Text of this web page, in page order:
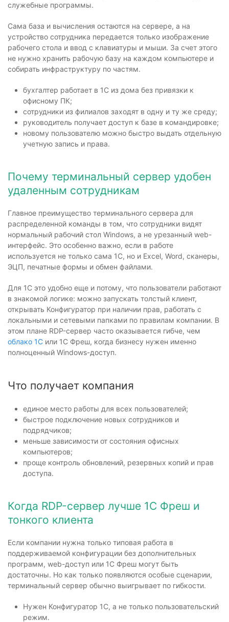
служебные программы.
Сама база и вычисления остаются на сервере, а на
устройство сотрудника передается только изображение
рабочего стола и ввод с клавиатуры и мыши. За счет этого
не нужно хранить рабочую базу на каждом компьютере и
собирать инфраструктуру по частям.
бухгалтер работает в 1С из дома без привязки к
офисному ПК;
сотрудники из филиалов заходят в одну и ту же среду;
руководитель получает доступ к базе в командировке;
новому пользователю можно быстро выдать отдельную
учетную запись и права.
Почему терминальный сервер удобен
удаленным сотрудникам
Главное преимущество терминального сервера для
распределенной команды в том, что сотрудники видят
нормальный рабочий стол Windows, а не урезанный web-
интерфейс. Это особенно важно, если в работе
используется не только сама 1С, но и Excel, Word, сканеры,
ЭЦП, печатные формы и обмен файлами.
Для 1С это удобно еще и потому, что пользователи работают
в знакомой логике: можно запускать толстый клиент,
открывать Конфигуратор при наличии прав, работать с
локальными и сетевыми папками по правилам компании. В
этом плане RDP-сервер часто оказывается гибче, чем
облако 1С или 1С Фреш, когда бизнесу нужен именно
полноценный Windows-доступ.
Что получает компания
единое место работы для всех пользователей;
быстрое подключение новых сотрудников и
подрядчиков;
меньше зависимости от состояния офисных
компьютеров;
проще контроль обновлений, резервных копий и прав
доступа.
Когда RDP-сервер лучше 1С Фреш и
тонкого клиента
Если компании нужна только типовая работа в
поддерживаемой конфигурации без дополнительных
программ, web-доступ или 1С Фреш могут быть
достаточны. Но как только появляются особые сценарии,
терминальный сервер обычно выигрывает по гибкости.
Нужен Конфигуратор 1С, а не только пользовательский
режим.